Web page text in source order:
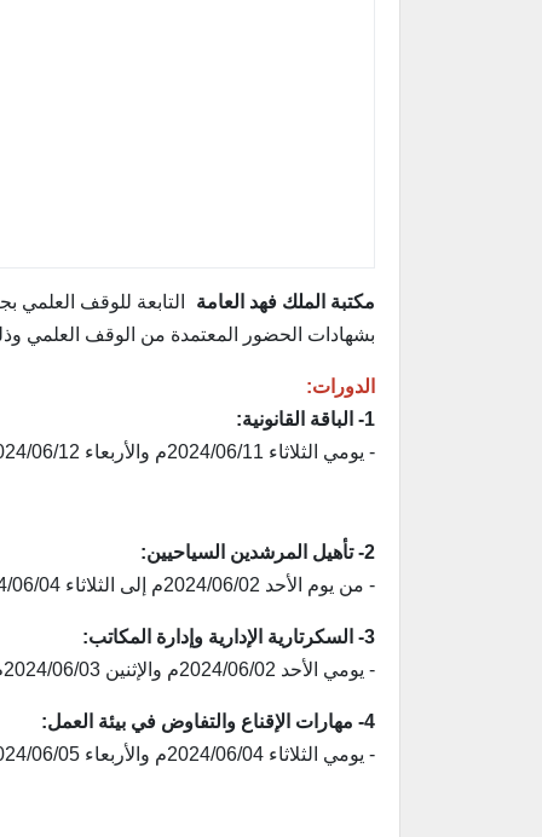
مكتبة الملك فهد العامة التابعة للوقف العلمي بجامعة
بشهادات الحضور المعتمدة من الوقف العلمي
الدورات:
1- الباقة القانونية:
- يومي الثلاثاء 2024/06/11م والأربعاء 2024/06/12م.
2- تأهيل المرشدين السياحيين:
- من يوم الأحد 2024/06/02م إلى الثلاثاء 2024/06/04م.
3- السكرتارية الإدارية وإدارة المكاتب:
- يومي الأحد 2024/06/02م والإثنين 2024/06/03م.
4- مهارات الإقناع والتفاوض في بيئة العمل:
- يومي الثلاثاء 2024/06/04م والأربعاء 2024/06/05م.